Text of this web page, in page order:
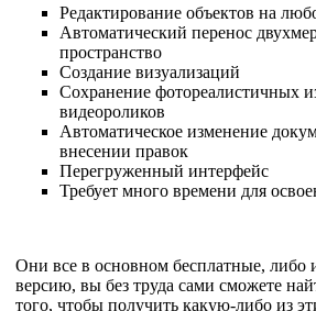
Редактирование объектов на
Автоматический перенос
пространство
Создание визуализаций
Сохранение фотореалистичных
видеороликов
Автоматическое изменение
внесении правок
Перегруженный интерфейс
Требует много времени для
Они все в основном бесплатные, либо
версию, вы без труда сами сможете
того, чтобы получить какую-либо из